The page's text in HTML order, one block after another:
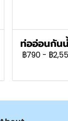
ท่ออ่อนกัน
฿790 - ฿